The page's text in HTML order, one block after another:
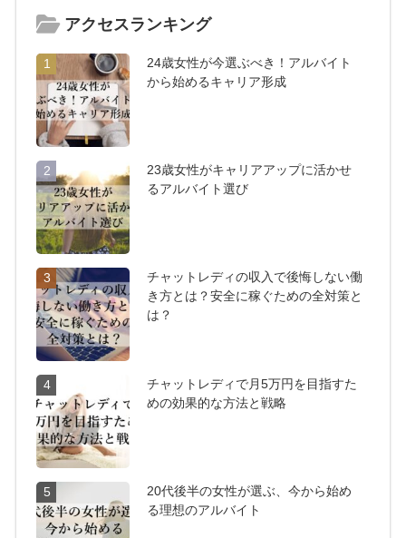
アクセスランキング
1
24歳女性が今選ぶべき！アルバイト
から始めるキャリア形成
2
23歳女性がキャリアアップに活かせ
るアルバイト選び
3
チャットレディの収入で後悔しない働
き方とは？安全に稼ぐための全対策と
は？
4
チャットレディで月5万円を目指すた
めの効果的な方法と戦略
5
20代後半の女性が選ぶ、今から始め
る理想のアルバイト